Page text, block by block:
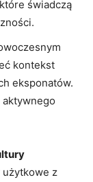
świadczą
kontekst
eksponatów.
użytkowe z